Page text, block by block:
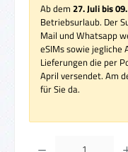
Ab dem 27. Juli bis
Betriebsurlaub. Der
Mail und Whatsapp
eSIMs sowie
Lieferungen die per
April versendet. Am
für Sie da.
Produkt Anzahl: Gib den